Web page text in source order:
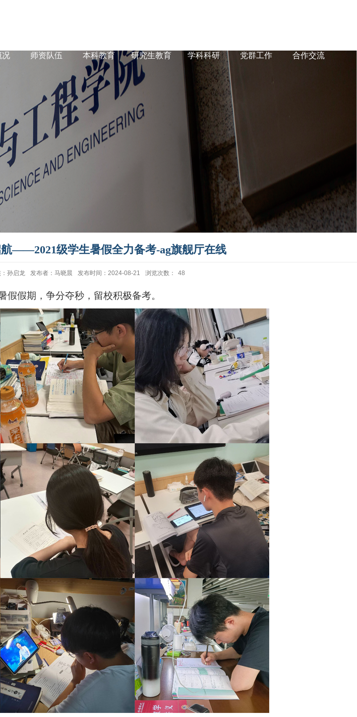
况 师资队伍 本科教育 研究生教育 学科科研 党群工作 合作交流
——2021级学生暑假全力备考-ag旗舰厅在线
孙启龙 发布者：马晓晨 发布时间：2024-08-21 浏览次数： 48
假假期，争分夺秒，留校积极备考。